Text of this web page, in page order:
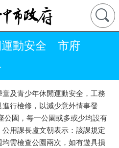
運動安全 市府
及青少年休閒運動安全，工務
行檢修，以減少意外情事發
園，每一公園或多或少均設有
用課長盧文朝表示：該課規定
需檢查公園兩次，如有遊具損